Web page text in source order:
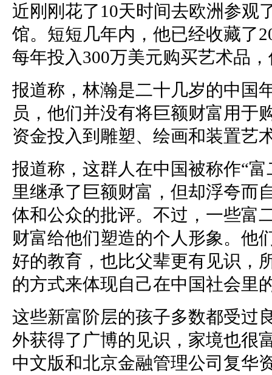
近刚刚花了10天时间去欧洲参观
馆。短短几年内，他已经收藏了
每年投入300万美元购买艺术品
报道称，林瀚是二十几岁的中国
员，他们并没有将巨额财富用于
资金投入到雕塑、绘画和装置艺
报道称，这群人在中国被称作“
里继承了巨额财富，但却浮夸而
体和公众的批评。不过，一些富
财富给他们塑造的个人形象。他
好的教育，也比父辈更有见识，
的方式来体现自己在中国社会里
这些新富阶层的孩子多数都受过
外获得了广博的见识，家境也很
中文版和北京金融管理公司复华